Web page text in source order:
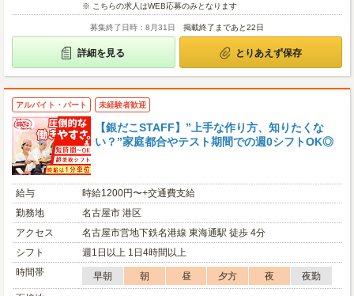
※ こちらの求人はWEB応募のみとなります
募集終了日時：8月31日 掲載終了まであと22日
詳細を見る とりあえず保存
アルバイト・パート 未経験者歓迎
【銀だこSTAFF】”上手な作り方、知りたくな
い？”家庭都合やテスト期間での週0シフトOK◎
給与
時給1200円〜+交通費支給
勤務地
名古屋市 港区
アクセス
名古屋市営地下鉄名港線 東海通駅 徒歩 4分
シフト
週1日以上 1日4時間以上
時間帯
早朝 朝 昼 夕方 夜
夜勤